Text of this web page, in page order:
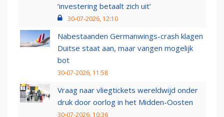
‘investering betaalt zich uit’
30-07-2026, 12:10
Nabestaanden Germanwings-crash klagen
Duitse staat aan, maar vangen mogelijk
bot
30-07-2026, 11:58
Vraag naar vliegtickets wereldwijd onder
druk door oorlog in het Midden-Oosten
30-07-2026, 10:36